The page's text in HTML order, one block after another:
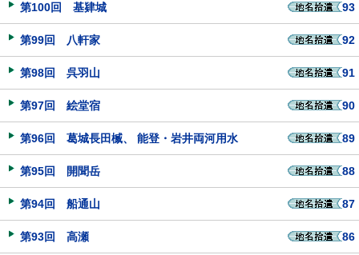
第100回 基肄城 93
第99回 八軒家 92
第98回 呉羽山 91
第97回 絵堂宿 90
第96回 葛城長田楲、 能登・岩井両河用水 89
第95回 開聞岳 88
第94回 船通山 87
第93回 高瀬 86